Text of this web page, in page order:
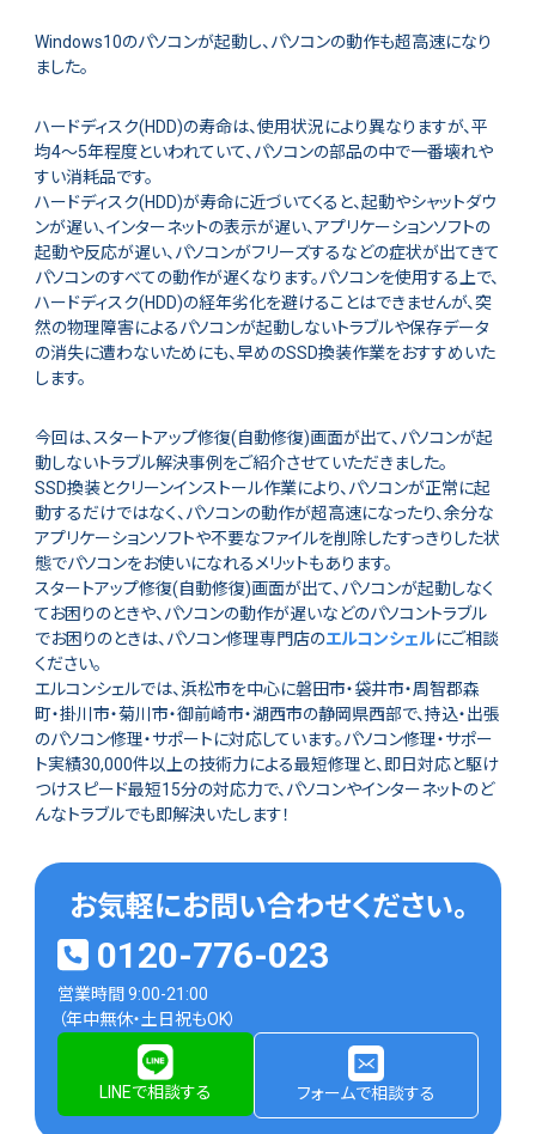
Windows10のパソコンが起動し、パソコンの動作も超高速になり
ました。
ハードディスク(HDD)の寿命は、使用状況により異なりますが、平
均4～5年程度といわれていて、パソコンの部品の中で一番壊れや
すい消耗品です。
ハードディスク(HDD)が寿命に近づいてくると、起動やシャットダウ
ンが遅い、インターネットの表示が遅い、アプリケーションソフトの
起動や反応が遅い、パソコンがフリーズするなどの症状が出てきて
パソコンのすべての動作が遅くなります。パソコンを使用する上で、
ハードディスク(HDD)の経年劣化を避けることはできませんが、突
然の物理障害によるパソコンが起動しないトラブルや保存データ
の消失に遭わないためにも、早めのSSD換装作業をおすすめいた
します。
今回は、スタートアップ修復(自動修復)画面が出て、パソコンが起
動しないトラブル解決事例をご紹介させていただきました。
SSD換装とクリーンインストール作業により、パソコンが正常に起
動するだけではなく、パソコンの動作が超高速になったり、余分な
アプリケーションソフトや不要なファイルを削除したすっきりした状
態でパソコンをお使いになれるメリットもあります。
スタートアップ修復(自動修復)画面が出て、パソコンが起動しなく
てお困りのときや、パソコンの動作が遅いなどのパソコントラブル
でお困りのときは、パソコン修理専門店のエルコンシェルにご相談
ください。
エルコンシェルでは、浜松市を中心に磐田市・袋井市・周智郡森
町・掛川市・菊川市・御前崎市・湖西市の静岡県西部で、持込・出張
のパソコン修理・サポートに対応しています。パソコン修理・サポー
ト実績30,000件以上の技術力による最短修理と、即日対応と駆け
つけスピード最短15分の対応力で、パソコンやインターネットのど
んなトラブルでも即解決いたします！
お気軽にお問い合わせください。
0120-776-023
営業時間 9:00-21:00
（年中無休・土日祝もOK）
LINEで相談する フォームで相談する